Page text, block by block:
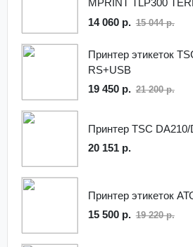
MPRINT TLP300
RS232, Ethernet Black
14 060 р. 15 044 р.
Принтер этикеток
RS+USB
19 450 р. 21 200 р.
Принтер TSC DA210/
20 151 р.
Принтер этикеток
15 500 р. 19 220 р.